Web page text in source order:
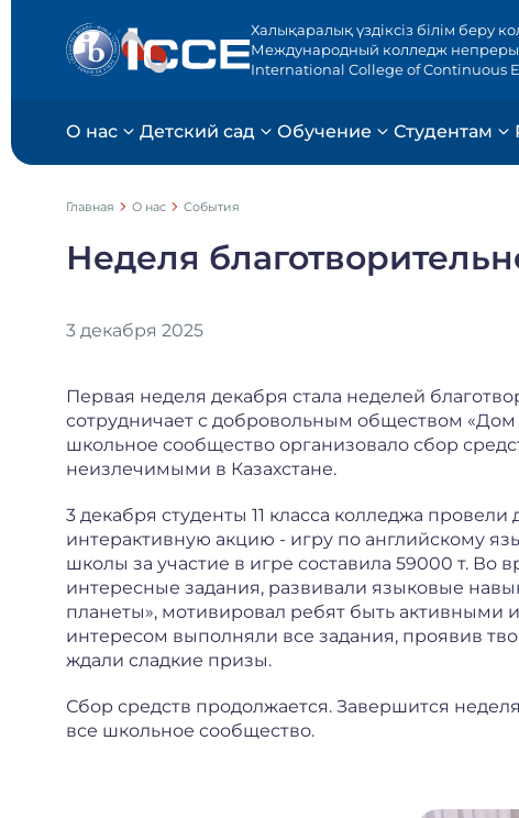
Халықаралық үздіксіз білім беру
Международный колледж
International College of Continuous
О нас Детский сад Обучение Студентам
Главная О нас События
Неделя
3 декабря 2025
Первая неделя декабря стала неделей
сотрудничает с добровольным обществом
школьное сообщество организовало сбор
неизлечимыми в Казахстане.
3 декабря студенты 11 класса колледжа
интерактивную акцию - игру по английскому
школы за участие в игре составила 59000 т. Во
интересные задания, развивали языковые
планеты», мотивировал ребят быть активными
интересом выполняли все задания, проявив
ждали сладкие призы.
Сбор средств продолжается. Завершится
все школьное сообщество.